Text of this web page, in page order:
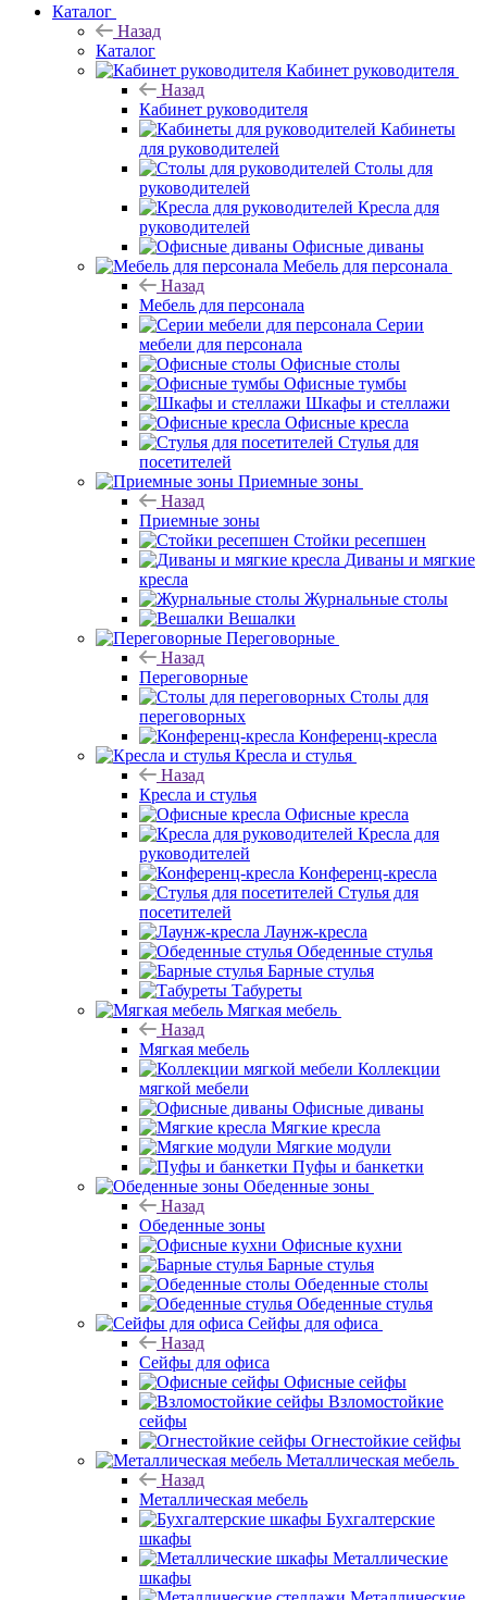
Каталог
Назад
Каталог
Кабинет руководителя
Назад
Кабинет руководителя
Кабинеты
для руководителей
Столы для
руководителей
Кресла для
руководителей
Офисные диваны
Мебель для персонала
Назад
Мебель для персонала
Серии
мебели для персонала
Офисные столы
Офисные тумбы
Шкафы и стеллажи
Офисные кресла
Стулья для
посетителей
Приемные зоны
Назад
Приемные зоны
Стойки ресепшен
Диваны и мягкие
кресла
Журнальные столы
Вешалки
Переговорные
Назад
Переговорные
Столы для
переговорных
Конференц-кресла
Кресла и стулья
Назад
Кресла и стулья
Офисные кресла
Кресла для
руководителей
Конференц-кресла
Стулья для
посетителей
Лаунж-кресла
Обеденные стулья
Барные стулья
Табуреты
Мягкая мебель
Назад
Мягкая мебель
Коллекции
мягкой мебели
Офисные диваны
Мягкие кресла
Мягкие модули
Пуфы и банкетки
Обеденные зоны
Назад
Обеденные зоны
Офисные кухни
Барные стулья
Обеденные столы
Обеденные стулья
Сейфы для офиса
Назад
Сейфы для офиса
Офисные сейфы
Взломостойкие
сейфы
Огнестойкие сейфы
Металлическая мебель
Назад
Металлическая мебель
Бухгалтерские
шкафы
Металлические
шкафы